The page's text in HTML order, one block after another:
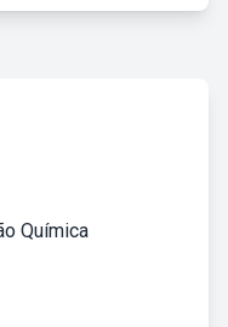
Química